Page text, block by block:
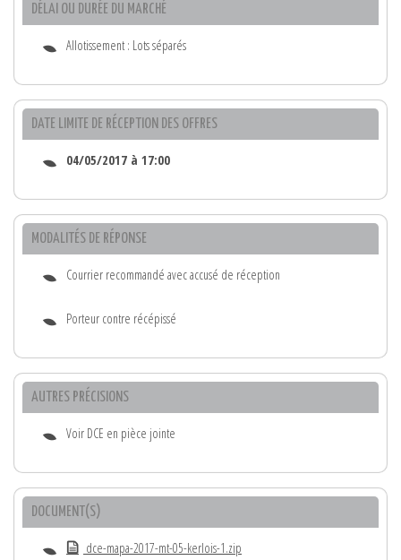
DÉLAI OU DURÉE DU MARCHÉ
Allotissement : Lots séparés
DATE LIMITE DE RÉCEPTION DES OFFRES
04/05/2017 à 17:00
MODALITÉS DE RÉPONSE
Courrier recommandé avec accusé de réception
Porteur contre récépissé
AUTRES PRÉCISIONS
Voir DCE en pièce jointe
DOCUMENT(S)
dce-mapa-2017-mt-05-kerlois-1.zip